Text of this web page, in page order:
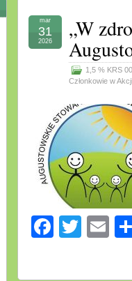
„W
1,5 % KRS
Członkowie w Akcji
mar
31
2026